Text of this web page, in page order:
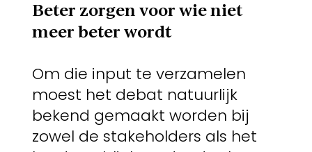
Beter zorgen voor wieniet
meer beter wordt
Om die input te verzamelen
moest het debat natuurlijk
bekend gemaakt worden bij
zowel de stakeholders als het